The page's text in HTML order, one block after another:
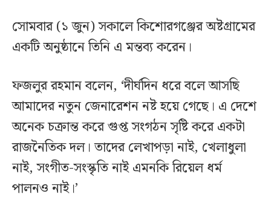
সোমবার (১ জুন) সকালে কিশোরগঞ্জের অষ্টগ্রামের
একটি অনুষ্ঠানে তিনি এ মন্তব্য করেন।
ফজলুর রহমান বলেন, ‘দীর্ঘদিন ধরে বলে আসছি
আমাদের নতুন জেনারেশন নষ্ট হয়ে গেছে। এ দেশে
অনেক চক্রান্ত করে গুপ্ত সংগঠন সৃষ্টি করে একটা
রাজনৈতিক দল। তাদের লেখাপড়া নাই, খেলাধুলা
নাই, সংগীত-সংস্কৃতি নাই এমনকি রিয়েল ধর্ম
পালনও নাই।’